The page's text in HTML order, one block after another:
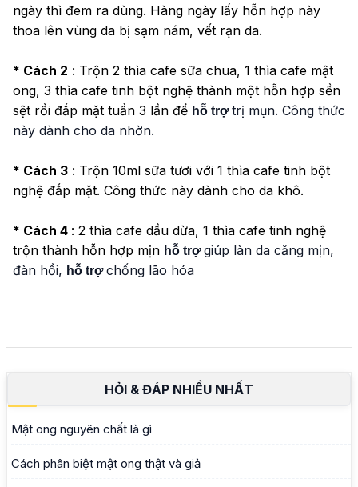
ngày thì đem ra dùng. Hàng ngày lấy hỗn hợp này
thoa lên vùng da bị sạm nám, vết rạn da.
* Cách 2 : Trộn 2 thìa cafe sữa chua, 1 thìa cafe mật
ong, 3 thìa cafe tinh bột nghệ thành một hỗn hợp sền
sệt rồi đắp mặt tuần 3 lần để hỗ trợtrị mụn. Công thức
này dành cho da nhờn.
* Cách 3 : Trộn 10ml sữa tươi với 1 thìa cafe tinh bột
nghệ đắp mặt. Công thức này dành cho da khô.
* Cách 4 : 2 thìa cafe dầu dừa, 1 thìa cafe tinh nghệ
trộn thành hỗn hợp mịn hỗ trợgiúp làn da căng mịn,
đàn hồi, hỗ trợchống lão hóa
HỎI & ĐÁP NHIỀU NHẤT
Mật ong nguyên chất là gì
Cách phân biệt mật ong thật và giả